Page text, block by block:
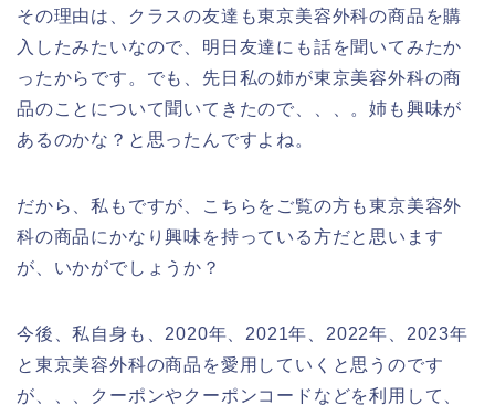
その理由は、クラスの友達も東京美容外科の商品を購
入したみたいなので、明日友達にも話を聞いてみたか
ったからです。でも、先日私の姉が東京美容外科の商
品のことについて聞いてきたので、、、。姉も興味が
あるのかな？と思ったんですよね。
だから、私もですが、こちらをご覧の方も東京美容外
科の商品にかなり興味を持っている方だと思います
が、いかがでしょうか？
今後、私自身も、2020年、2021年、2022年、2023年
と東京美容外科の商品を愛用していくと思うのです
が、、、クーポンやクーポンコードなどを利用して、